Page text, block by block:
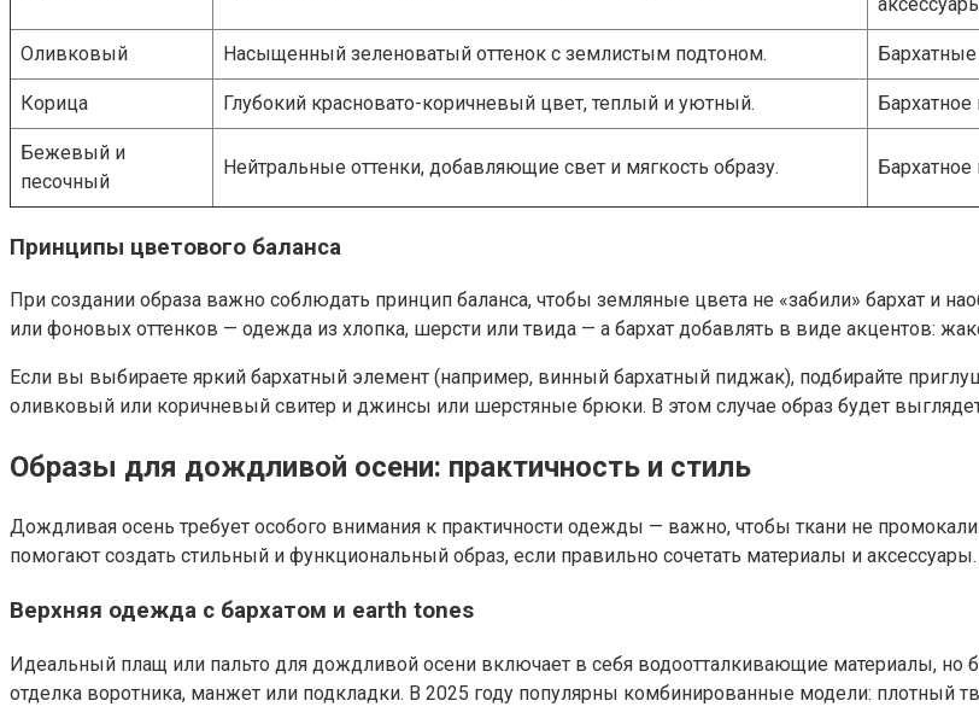
Оливковый Насыщенный зеленоватый оттенок с землистым подтоном.
Корица Глубокий красновато-коричневый цвет, теплый и уютный.
Бежевый и
песочный
Нейтральные оттенки, добавляющие свет и мягкость образу.
Принципы цветового баланса
При создании образа важно соблюдать принцип баланса, чтобы земляные цвета не «забили» бархат и
или фоновых оттенков — одежда из хлопка, шерсти или твида — а бархат добавлять в виде акцентов:
Если вы выбираете яркий бархатный элемент (например, винный бархатный пиджак), подбирайте
оливковый или коричневый свитер и джинсы или шерстяные брюки. В этом случае образ будет
Образы для дождливой осени: практичность и стиль
Дождливая осень требует особого внимания к практичности одежды — важно, чтобы ткани не
помогают создать стильный и функциональный образ, если правильно сочетать материалы и аксессуары.
Верхняя одежда с бархатом и earth tones
Идеальный плащ или пальто для дождливой осени включает в себя водоотталкивающие материалы, но
отделка воротника, манжет или подкладки. В 2025 году популярны комбинированные модели: плотный